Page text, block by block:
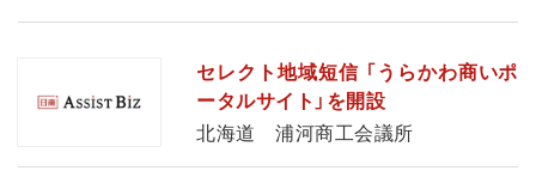
セレクト地域短信 「うらかわ商いポ
ータルサイト」を開設
北海道 浦河商工会議所